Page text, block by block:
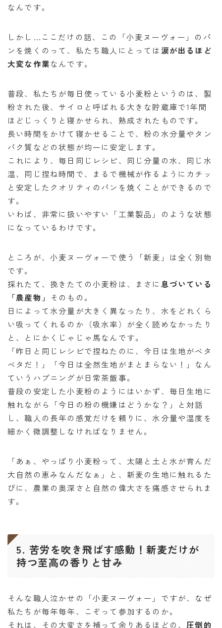
なんです。
しかし…ここだけの話、この「小麦ヌーヴォー」のパ
ンを焼くのって、私たち職人にとっては 涙が出るほど
大変な作業なんです。
普段、私たちが毎日使っている小麦粉というのは、製
粉された後、サイロと呼ばれる大きな貯蔵庫で1年間
ほどじっくりと寝かせられ、熟成されたものです。
長い時間をかけて寝かせることで、粉の水分量やタン
パク質などの状態が均一に安定します。
これにより、毎日同じレシピ、同じ分量の水、同じ水
温、同じ捏ね時間で、まるで機械が作るようにカチッ
と安定したクオリティのパンを焼くことができるので
す。
いわば、非常に扱いやすい「工業製品」のような状態
になっているわけです。
ところが、小麦ヌーヴォーで使う「新麦」は全く別物
です。
採れたて、挽きたての小麦粉は、まさに 息づいている
「農産物」
そのもの。
日によって水分量が大きく異なったり、水をどれくら
い吸ってくれるのか（吸水率）が全く読めなかったり
と、とにかくじゃじゃ馬なんです。
「昨日と同じレシピで捏ねたのに、今日は生地がベタ
ベタだ！」「今日は全然生地がまとまらない！」なん
ていうハプニングが日常茶飯事。
普段の安定した小麦粉のようにはいかず、毎日生地に
触れながら「今日の粉の機嫌はどうかな？」と対話
し、職人の長年の感覚だけを頼りに、水分量や温度を
細かく微調整しなければなりません。
「あぁ、やっぱり小麦粉って、太陽と土と水が育んだ
大自然の恵みなんだなぁ」と、新麦の生地に触れるた
びに、農業の奥深さと自然の偉大さを痛感させられま
す。
5. 苦労を吹き飛ばす感動！新麦だけが
持つ至高の香りと甘み
そんな職人泣かせの「小麦ヌーヴォー」ですが、なぜ
私たちが毎年毎年、こぞって参加するのか。
それは、その大変さを補って余りあるほどの、 圧倒的